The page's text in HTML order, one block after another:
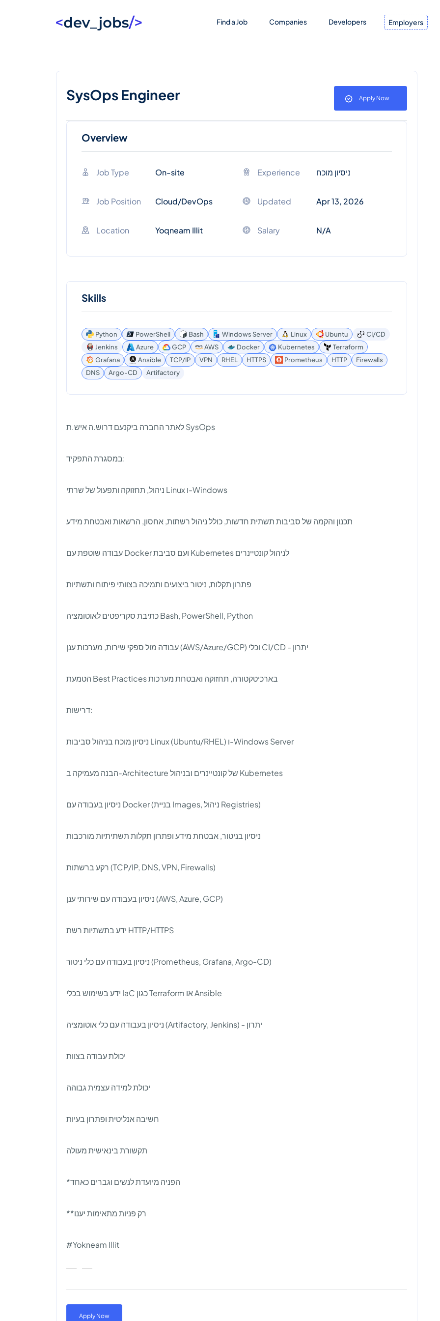
Find a Job Companies Developers Employers
SysOps Engineer Apply Now
Overview
Job Type On-site Experience ניסיון מוכח
Job Position Cloud/DevOps Updated Apr 13, 2026
Location Yoqneam Illit Salary N/A
Skills
Python PowerShell Bash Windows Server Linux Ubuntu
CI/CD
Jenkins
Azure GCP AWS Docker Kubernetes
Terraform
Grafana
Ansible TCP/IP VPN RHEL HTTPS Prometheus HTTP
Firewalls
DNS
Argo-CD Artifactory
לאתר החברה ביקנעם דרוש.ה איש.ת SysOps
במסגרת התפקיד:
ניהול, תחזוקה ותפעול של שרתי Linux ו-Windows
תכנון והקמה של סביבות תשתית חדשות, כולל ניהול רשתות, אחסון, הרשאות ואבטחת מידע
עבודה שוטפת עם Docker ועם סביבת Kubernetes לניהול קונטיינרים
פתרון תקלות, ניטור ביצועים ותמיכה בצוותי פיתוח ותשתיות
כתיבת סקריפטים לאוטומציה Bash, PowerShell, Python
עבודה מול ספקי שירות, מערכות ענן (AWS/Azure/GCP) וכלי CI/CD - יתרון
הטמעת Best Practices בארכיטקטורה, תחזוקה ואבטחת מערכות
דרישות:
ניסיון מוכח בניהול סביבות Linux (Ubuntu/RHEL) ו-Windows Server
הבנה מעמיקה ב-Architecture של קונטיינרים ובניהול Kubernetes
ניסיון בעבודה עם Docker (בניית Images, ניהול Registries)
ניסיון בניטור, אבטחת מידע ופתרון תקלות תשתיתיות מורכבות
רקע ברשתות (TCP/IP, DNS, VPN, Firewalls)
ניסיון בעבודה עם שירותי ענן (AWS, Azure, GCP)
ידע בתשתיות רשת HTTP/HTTPS
ניסיון בעבודה עם כלי ניטור (Prometheus, Grafana, Argo-CD)
ידע בשימוש בכלי IaC כגון Terraform או Ansible
ניסיון בעבודה עם כלי אוטומציה (Artifactory, Jenkins) - יתרון
יכולת עבודה בצוות
יכולת למידה עצמית גבוהה
חשיבה אנליטית ופתרון בעיות
תקשורת בינאישית מעולה
*הפניה מיועדת לנשים וגברים כאחד
**רק פניות מתאימות יענו
#Yokneam Illit
Apply Now